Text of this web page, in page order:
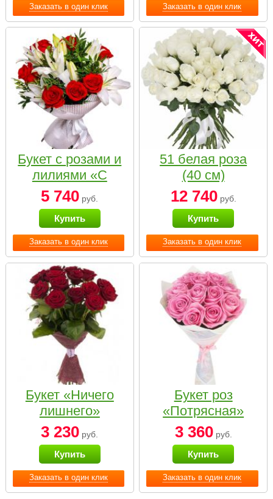
Заказать в один клик Заказать в один клик
Заказать в один клик
Букет с розами и
лилиями «С
наилучшими
пожеланиями»
5 740 руб.
Купить
Заказать в один клик
51 белая роза
(40 см)
12 740руб.
Купить
Заказать в один клик
Букет «Ничего
лишнего»
3 230 руб.
Купить
Заказать в один клик
Букет роз
«Потрясная»
3 360руб.
Купить